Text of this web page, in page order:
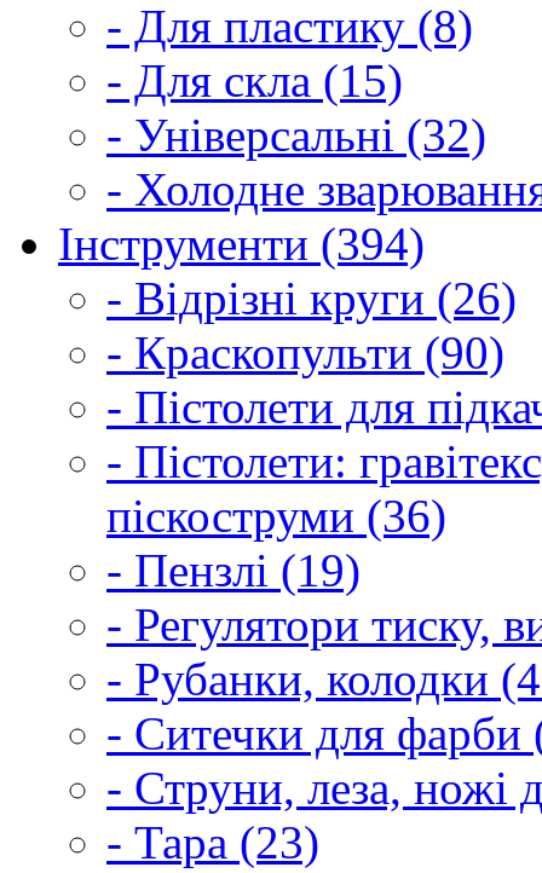
- Для пластику (8)
- Для скла (15)
- Універсальні (32)
- Холодне
Інструменти (394)
- Відрізні круги (26)
- Краскопульти (90)
- Пістолети для
- Пістолети:
піскоструми (36)
- Пензлі (19)
- Регулятори тиску,
- Рубанки, колодки
- Ситечки для фарби
- Струни, леза, ножі
- Тара (23)